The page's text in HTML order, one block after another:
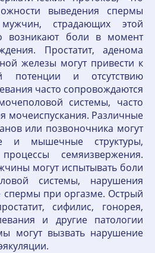
выведения спермы
страдающих этой
возникают боли в момент
Простатит, аденома
железы могут привести к
потенции и отсутствию
часто сопровождаются
системы, часто
мочеиспускания. Различные
или позвоночника могут
и мышечные структуры,
семяизвержения.
могут испытывать боли
системы, нарушения
спермы при оргазме. Острый
сифилис, гонорея,
и другие патологии
могут вызвать нарушение